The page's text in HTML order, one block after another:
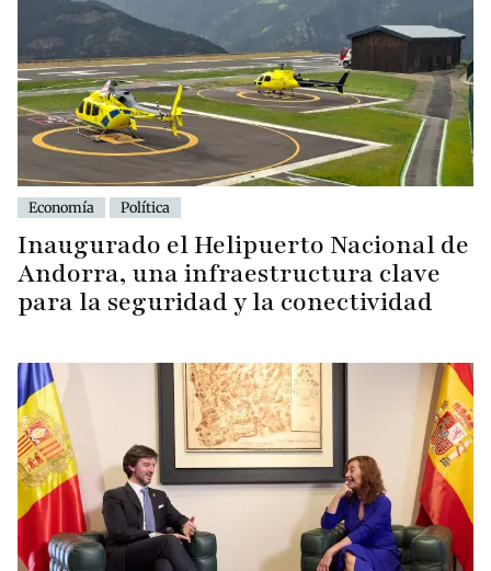
Economía Política
Inaugurado el Helipuerto Nacional de
Andorra, una infraestructura clave
para la seguridad y la conectividad